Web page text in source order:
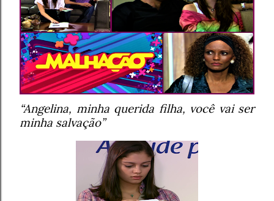
“Angelina, minha querida filha, você vai ser
minha salvação”